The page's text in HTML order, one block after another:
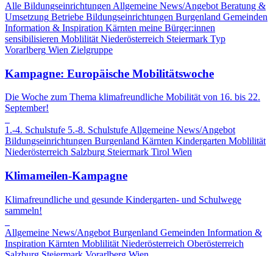
Alle Bildungseinrichtungen Allgemeine News/Angebot Beratung &
Umsetzung Betriebe Bildungseinrichtungen Burgenland Gemeinden
Information & Inspiration Kärnten meine Bürger:innen
sensibilisieren Moblilität Niederösterreich Steiermark Typ
Vorarlberg Wien Zielgruppe
Kampagne: Europäische Mobilitätswoche
Die Woche zum Thema klimafreundliche Mobilität von 16. bis 22.
September!
1.-4. Schulstufe 5.-8. SchulstufeAllgemeine News/Angebot
Bildungseinrichtungen Burgenland Kärnten Kindergarten Moblilität
Niederösterreich Salzburg Steiermark Tirol Wien
Klimameilen-Kampagne
Klimafreundliche und gesunde Kindergarten- und Schulwege
sammeln!
Allgemeine News/Angebot Burgenland Gemeinden Information &
Inspiration Kärnten Moblilität Niederösterreich Oberösterreich